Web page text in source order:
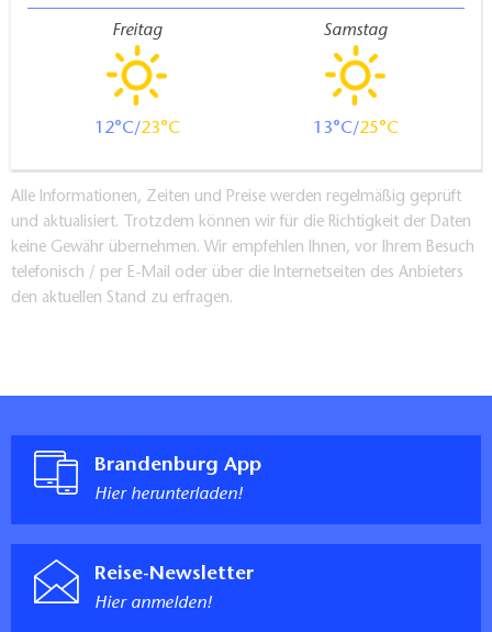
Freitag
12 23
Samstag
13 25
Alle Informationen, Zeiten und Preise werden regelmäßig geprüft
und aktualisiert. Trotzdem können wir für die Richtigkeit der Daten
keine Gewähr übernehmen. Wir empfehlen Ihnen, vor Ihrem Besuch
telefonisch / per E-Mail oder über die Internetseiten des Anbieters
den aktuellen Stand zu erfragen.
Brandenburg App
Hier herunterladen!
Reise-Newsletter
Hier anmelden!